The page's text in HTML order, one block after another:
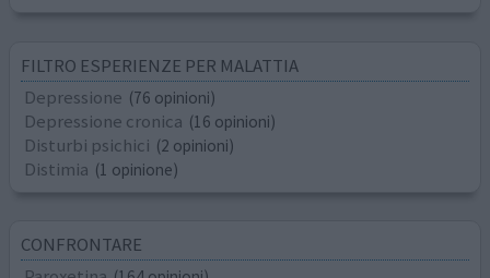
FILTRO ESPERIENZE PER MALATTIA
Depressione (76 opinioni)
Depressione cronica (16 opinioni)
Disturbi psichici (2 opinioni)
Distimia (1 opinione)
CONFRONTARE